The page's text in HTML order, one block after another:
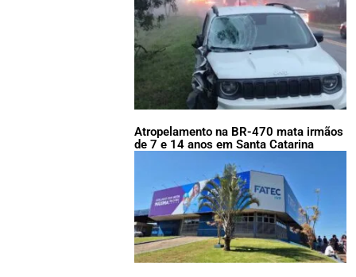
Atropelamento na BR-470 mata irmãos
de 7 e 14 anos em Santa Catarina